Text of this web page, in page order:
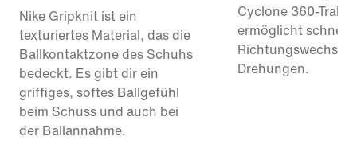
Nike Gripknit ist ein
texturiertes Material, das die
Ballkontaktzone des Schuhs
bedeckt. Es gibt dir ein
griffiges, softes Ballgefühl
beim Schuss und auch bei
der Ballannahme.
Cyclone 360-
ermöglicht schnelle
Richtungswechsel
Drehungen.